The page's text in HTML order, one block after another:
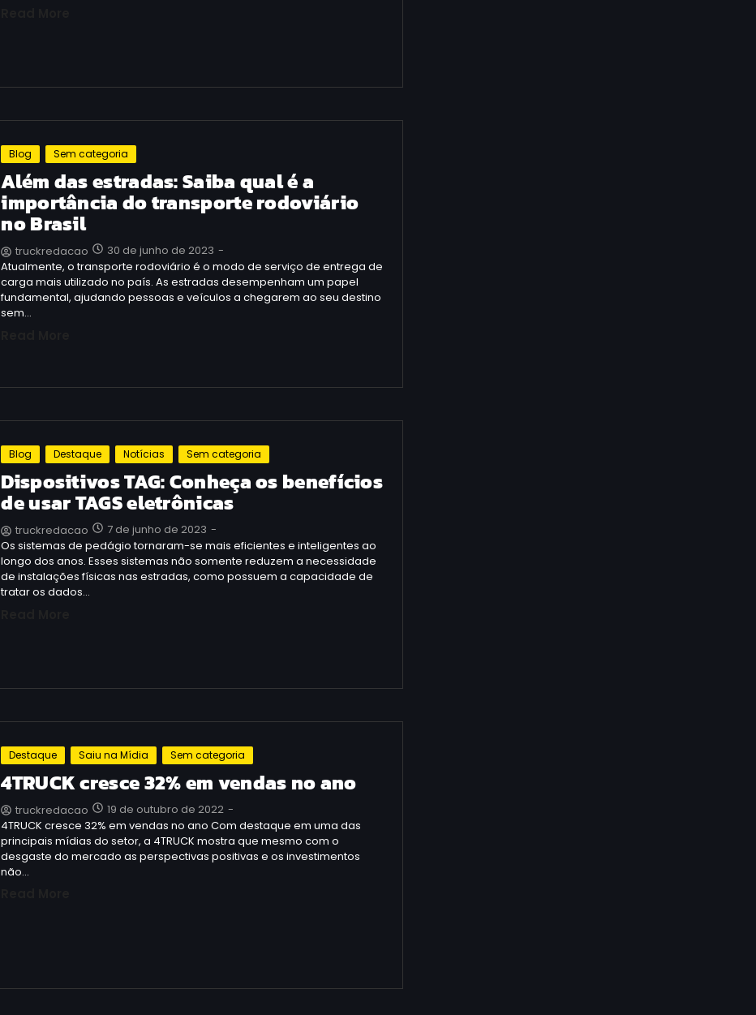
Blog Sem categoria
Além das estradas: Saiba qual é a
importância do transporte rodoviário
no Brasil
truckredacao 30 de junho de 2023 -
Atualmente, o transporte rodoviário é o modo de serviço de entrega de
carga mais utilizado no país. As estradas desempenham um papel
fundamental, ajudando pessoas e veículos a chegarem ao seu destino
sem…
Blog Destaque Notícias Sem categoria
Dispositivos TAG: Conheça os benefícios
de usar TAGS eletrônicas
truckredacao 7 de junho de 2023 -
Os sistemas de pedágio tornaram-se mais eficientes e inteligentes ao
longo dos anos. Esses sistemas não somente reduzem a necessidade
de instalações físicas nas estradas, como possuem a capacidade de
tratar os dados…
Destaque Saiu na Mídia Sem categoria
4TRUCK cresce 32% em vendas no ano
truckredacao 19 de outubro de 2022 -
4TRUCK cresce 32% em vendas no ano Com destaque em uma das
principais mídias do setor, a 4TRUCK mostra que mesmo com o
desgaste do mercado as perspectivas positivas e os investimentos
não…